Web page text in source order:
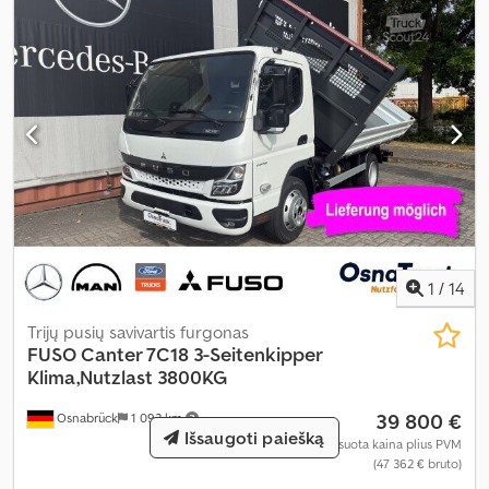
1 / 14
Osnabrück 1 093 km
Trijų pusių savivartis furgonas
FUSOCanter 7C18 3-Seitenkipper
Klima,Nutzlast 3800KG
39 800 €
Fiksuota kaina plius PVM
(47 362 € bruto)
Išsaugoti paiešką